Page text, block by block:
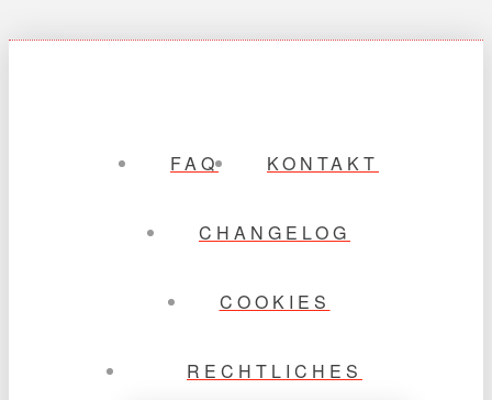
FAQ KONTAKT
CHANGELOG
COOKIES
RECHTLICHES